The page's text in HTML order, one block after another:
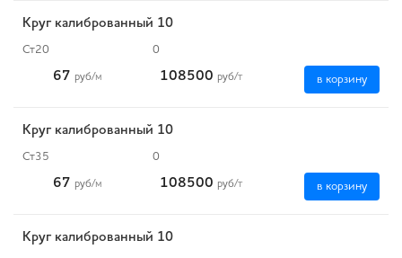
Круг калиброванный 10
Ст20 0
67 руб/м 108500 руб/т в корзину
Круг калиброванный 10
Ст35 0
67 руб/м 108500 руб/т в корзину
Круг калиброванный 10